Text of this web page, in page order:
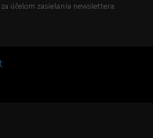
za účelom zasielania newslettera.